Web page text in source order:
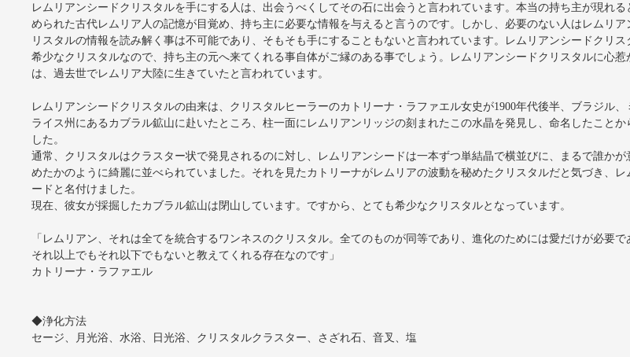
レムリアンシードクリスタルを手にする人は、出会うべくしてその石に出会うと言われています。本当の持ち主が現れる
められた古代レムリア人の記憶が目覚め、持ち主に必要な情報を与えると言うのです。しかし、必要のない人はレムリア
リスタルの情報を読み解く事は不可能であり、そもそも手にすることもないと言われています。レムリアンシードクリス
希少なクリスタルなので、持ち主の元へ来てくれる事自体がご縁のある事でしょう。レムリアンシードクリスタルに心惹
は、過去世でレムリア大陸に生きていたと言われています。
レムリアンシードクリスタルの由来は、クリスタルヒーラーのカトリーナ・ラファエル女史が1900年代後半、ブラジル、
ライス州にあるカブラル鉱山に赴いたところ、柱一面にレムリアンリッジの刻まれたこの水晶を発見し、命名したことか
した。
通常、クリスタルはクラスター状で発見されるのに対し、レムリアンシードは一本ずつ単結晶で横並びに、まるで誰かが
めたかのように綺麗に並べられていました。それを見たカトリーナがレムリアの波動を秘めたクリスタルだと気づき、レ
ードと名付けました。
現在、彼女が採掘したカブラル鉱山は閉山しています。ですから、とても希少なクリスタルとなっています。
「レムリアン、それは全てを統合するワンネスのクリスタル。全てのものが同等であり、進化のためには愛だけが必要で
それ以上でもそれ以下でもないと教えてくれる存在なのです」
カトリーナ・ラファエル
◆浄化方法
セージ、月光浴、水浴、日光浴、クリスタルクラスター、さざれ石、音叉、塩